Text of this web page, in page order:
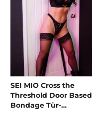
SEI MIO Cross the
Threshold Door Based
Bondage Tür-